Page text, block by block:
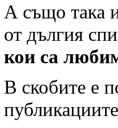
А също така
от дългия
кои са
В скобите е